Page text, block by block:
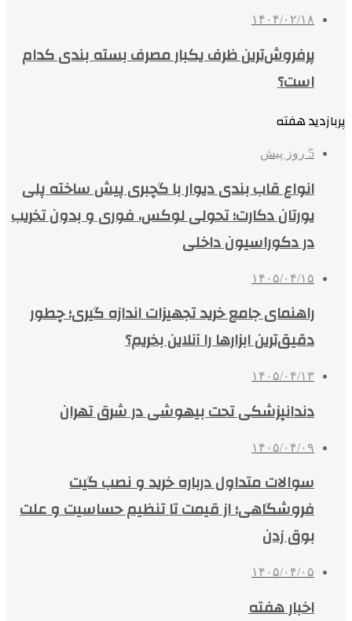
۱۴۰۴/۰۲/۱۸
پرفروش‌ترین ظرف یکبار مصرف بسته بندی کدام
است؟
پربازدید هفته
5 روز پیش
انواع قاب بندی دیوار با گچبری پیش ساخته پلی
یورتان دکارت؛ تحولی لوکس، فوری و بدون تخریب
در دکوراسیون داخلی
۱۴۰۵/۰۴/۱۵
راهنمای جامع خرید تجهیزات اندازه گیری؛ چطور
دقیق‌ترین ابزارها را آنلاین بخریم؟
۱۴۰۵/۰۴/۱۳
دندانپزشکی تحت بیهوشی در شرق تهران
۱۴۰۵/۰۴/۰۹
سوالات متداول درباره خرید و نصب گیت
فروشگاهی؛ از قیمت تا تنظیم حساسیت و علت
بوق زدن
۱۴۰۵/۰۴/۰۵
اخبار هفته